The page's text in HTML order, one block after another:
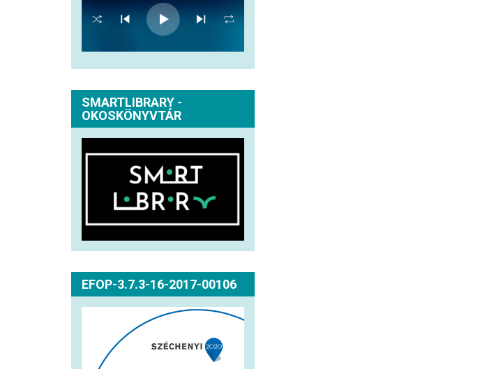
SMARTLIBRARY -
OKOSKÖNYVTÁR
EFOP-3.7.3-16-2017-00106